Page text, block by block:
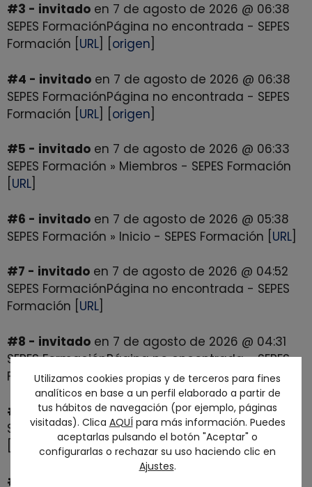
#3 - invitado en 7 de agosto de 2026 @ 06:38
SEPES FormaciónPágina no encontrada - SEPES
Formación [ URL origen
#4 - invitado en 7 de agosto de 2026 @ 06:38
SEPES FormaciónPágina no encontrada - SEPES
Formación [ URL origen
#5 - invitado en 7 de agosto de 2026 @ 06:33
SEPES Formación » Miembros - SEPES Formación
URL
#6 - invitado en 7 de agosto de 2026 @ 05:38
SEPES Formación » Inicio - SEPES Formación [ URL
#7 - invitado en 7 de agosto de 2026 @ 04:52
SEPES FormaciónPágina no encontrada - SEPES
Formación [ URL
#8 - invitado en 7 de agosto de 2026 @ 04:31
SEPES FormaciónPágina no encontrada - SEPES
Formación [URL]
#9 - invitadoen 7 de agosto de 2026 @ 02:54
SEPES Formación » Inicio - SEPES Formación [URL
origen]
#10 - invitado
Utilizamos cookies propias y de terceros para fines
analíticos en base a un perfil elaborado a partir de
tus hábitos de navegación (por ejemplo, páginas
visitadas). Clica AQUÍpara más información. Puedes
aceptarlas pulsando el botón "Aceptar" o
configurarlas o rechazar su uso haciendo clic en
Ajustes.